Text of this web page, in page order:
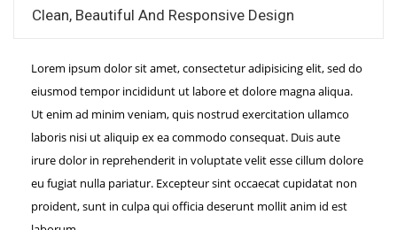
Clean, Beautiful And Responsive Design
Lorem ipsum dolor sit amet, consectetur adipisicing elit, sed do
eiusmod tempor incididunt ut labore et dolore magna aliqua.
Ut enim ad minim veniam, quis nostrud exercitation ullamco
laboris nisi ut aliquip ex ea commodo consequat. Duis aute
irure dolor in reprehenderit in voluptate velit esse cillum dolore
eu fugiat nulla pariatur. Excepteur sint occaecat cupidatat non
proident, sunt in culpa qui officia deserunt mollit anim id est